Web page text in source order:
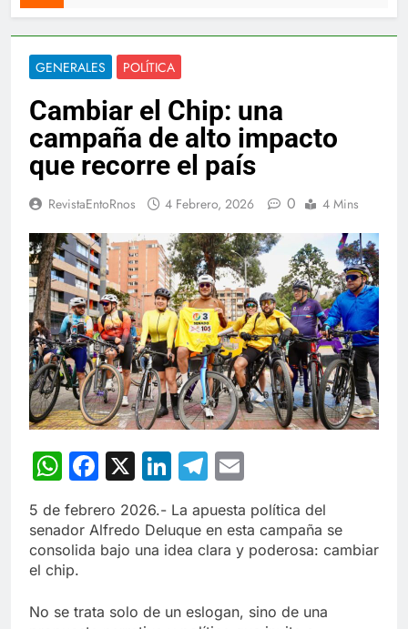
GENERALES POLÍTICA
Cambiar el Chip: una
campaña de alto impacto
que recorre el país
RevistaEntoRnos 4 Febrero, 2026 0 4 Mins
WhatsApp
Facebook
X LinkedIn
Telegram
5 de febrero 2026.- La apuesta política del
senador Alfredo Deluque en esta campaña se
consolida bajo una idea clara y poderosa: cambiar
el chip.
No se trata solo de un eslogan, sino de una